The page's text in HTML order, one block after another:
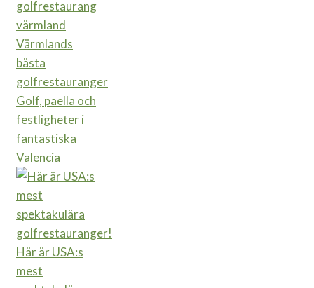
Värmlands
bästa
golfrestauranger
Golf, paella och
festligheter i
fantastiska
Valencia
Här är USA:s
mest